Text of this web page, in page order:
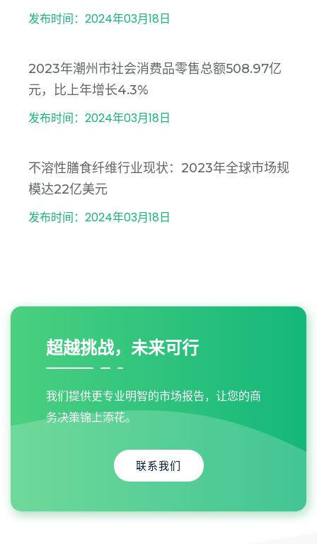
发布时间：2024年03月18日
2023年潮州市社会消费品零售总额508.97亿
元，比上年增长4.3%
发布时间：2024年03月18日
不溶性膳食纤维行业现状：2023年全球市场规
模达22亿美元
发布时间：2024年03月18日
超越挑战，未来可行
我们提供更专业明智的市场报告，让您的商
务决策锦上添花。
联系我们